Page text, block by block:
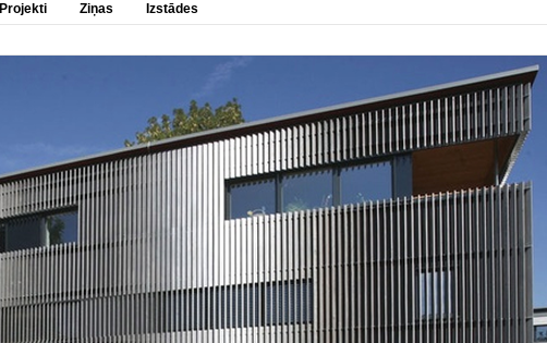
Projekti Ziņas Izstādes